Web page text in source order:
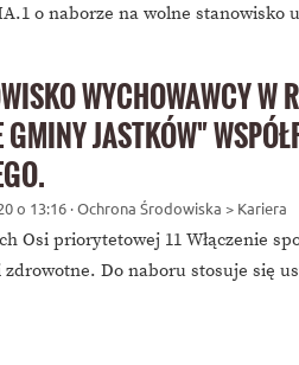
o naborze na wolne
WYCHOWAWCY
JASTKÓW"
o 13:16 · Ochrona Środowiska > Kariera
Osi priorytetowej 11 Włączenie
i zdrowotne. Do naboru stosuje się